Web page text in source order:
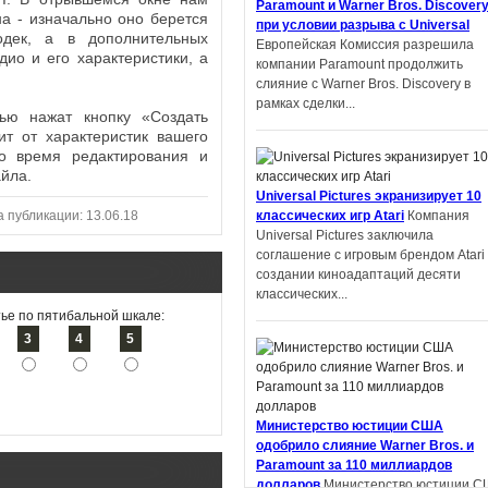
- изначально оно берется
а в дополнительных
и его характеристики, а
нажат кнопку «Создать
от характеристик вашего
время редактирования и
публикации: 13.06.18
по пятибальной шкале:
3
4 5
университета Шэнь Ян получил
престижную награду на
конкурсе в Китае. Но оказалось,...
Автор фанфиков по «Властелину
колец» подал в суд на Amazon и
теперь должен выплатить
$134 тысячДеметрий Полихрон,
обвинивший Amazon и Tolkien Estate
том, что компании украли идеи из его
фанфика по «Властелину...
Apple экранизирует серию научно-
фантастических книг «Дневники
Киллербота»Apple работает над
экранизацией отмеченных премией
Paramount и Warner Bros. Discovery
при условии разрыва с Universal
Европейская Комиссия разрешила
компании Paramount продолжить
слияние с Warner Bros. Discovery в
рамках сделки...
Universal Pictures экранизирует 10
классических игр Atari Компания
Universal Pictures заключила
соглашение с игровым брендом Atari
создании киноадаптаций десяти
классических...
Министерство юстиции США
одобрило слияние Warner Bros. и
Paramount за 110 миллиардов
долларовМинистерство юстиции